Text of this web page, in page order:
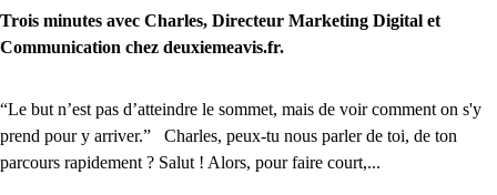
Trois minutes avec Charles, Directeur Marketing Digital et
Communication chez deuxiemeavis.fr.
“Le but n’est pas d’atteindre le sommet, mais de voir comment on s'y
prend pour y arriver.” Charles, peux-tu nous parler de toi, de ton
parcours rapidement ? Salut ! Alors, pour faire court,...